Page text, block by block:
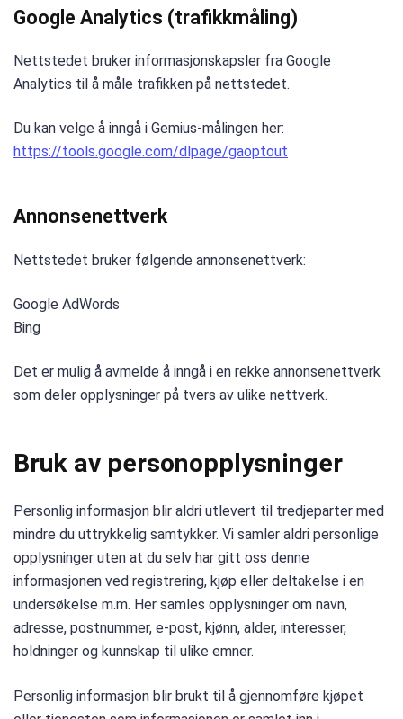
Google Analytics (trafikkmåling)
Nettstedet bruker informasjonskapsler fra Google
Analytics til å måle trafikken på nettstedet.
Du kan velge å inngå i Gemius-målingen her:
https://tools.google.com/dlpage/gaoptout
Annonsenettverk
Nettstedet bruker følgende annonsenettverk:
Google AdWords
Bing
Det er mulig å avmelde å inngå i en rekke annonsenettverk
som deler opplysninger på tvers av ulike nettverk.
Bruk av personopplysninger
Personlig informasjon blir aldri utlevert til tredjeparter med
mindre du uttrykkelig samtykker. Vi samler aldri personlige
opplysninger uten at du selv har gitt oss denne
informasjonen ved registrering, kjøp eller deltakelse i en
undersøkelse m.m. Her samles opplysninger om navn,
adresse, postnummer, e-post, kjønn, alder, interesser,
holdninger og kunnskap til ulike emner.
Personlig informasjon blir brukt til å gjennomføre kjøpet